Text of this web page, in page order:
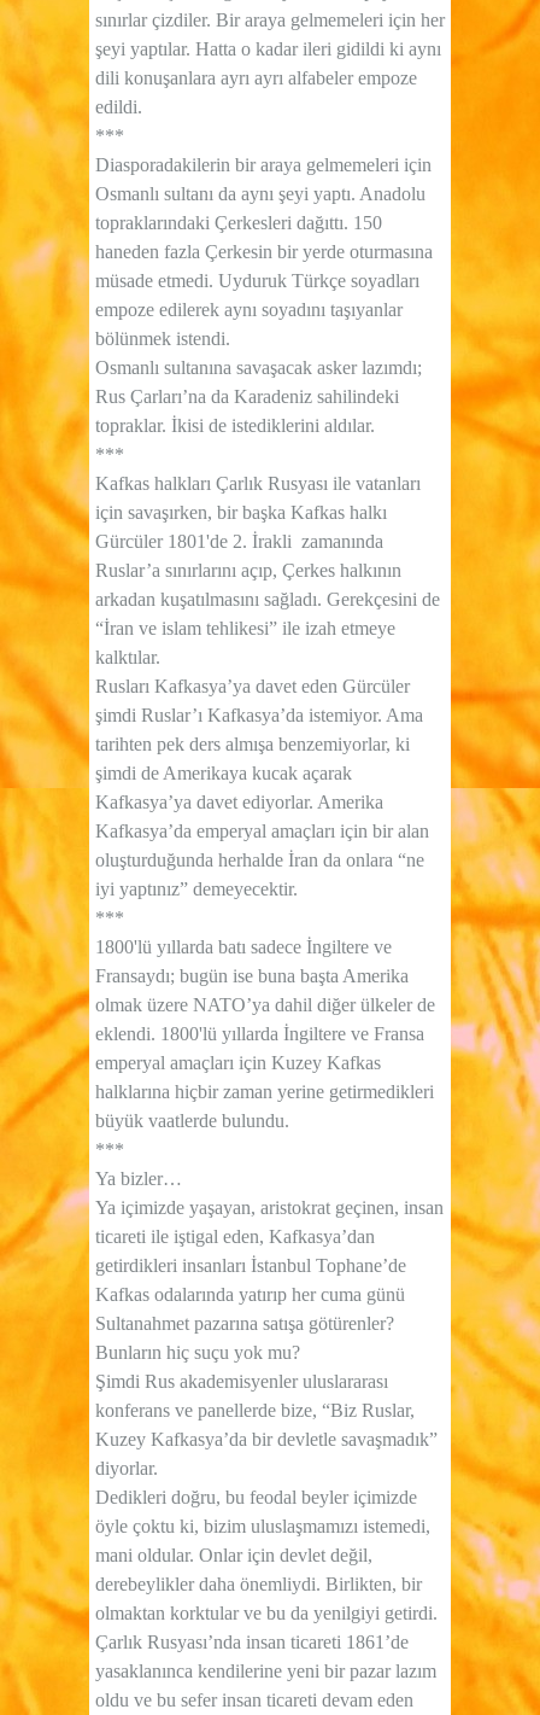
sınırlar çizdiler. Bir araya gelmemeleri için her
şeyi yaptılar. Hatta o kadar ileri gidildi ki aynı
dili konuşanlara ayrı ayrı alfabeler empoze
edildi.
***
Diasporadakilerin bir araya gelmemeleri için
Osmanlı sultanı da aynı şeyi yaptı. Anadolu
topraklarındaki Çerkesleri dağıttı. 150
haneden fazla Çerkesin bir yerde oturmasına
müsade etmedi. Uyduruk Türkçe soyadları
empoze edilerek aynı soyadını taşıyanlar
bölünmek istendi.
Osmanlı sultanına savaşacak asker lazımdı;
Rus Çarları’na da Karadeniz sahilindeki
topraklar. İkisi de istediklerini aldılar.
***
Kafkas halkları Çarlık Rusyası ile vatanları
için savaşırken, bir başka Kafkas halkı
Gürcüler 1801'de 2. İrakli zamanında
Ruslar’a sınırlarını açıp, Çerkes halkının
arkadan kuşatılmasını sağladı. Gerekçesini de
“İran ve islam tehlikesi” ile izah etmeye
kalktılar.
Rusları Kafkasya’ya davet eden Gürcüler
şimdi Ruslar’ı Kafkasya’da istemiyor. Ama
tarihten pek ders almışa benzemiyorlar, ki
şimdi de Amerikaya kucak açarak
Kafkasya’ya davet ediyorlar. Amerika
Kafkasya’da emperyal amaçları için bir alan
oluşturduğunda herhalde İran da onlara “ne
iyi yaptınız” demeyecektir.
***
1800'lü yıllarda batı sadece İngiltere ve
Fransaydı; bugün ise buna başta Amerika
olmak üzere NATO’ya dahil diğer ülkeler de
eklendi. 1800'lü yıllarda İngiltere ve Fransa
emperyal amaçları için Kuzey Kafkas
halklarına hiçbir zaman yerine getirmedikleri
büyük vaatlerde bulundu.
***
Ya bizler…
Ya içimizde yaşayan, aristokrat geçinen, insan
ticareti ile iştigal eden, Kafkasya’dan
getirdikleri insanları İstanbul Tophane’de
Kafkas odalarında yatırıp her cuma günü
Sultanahmet pazarına satışa götürenler?
Bunların hiç suçu yok mu?
Şimdi Rus akademisyenler uluslararası
konferans ve panellerde bize, “Biz Ruslar,
Kuzey Kafkasya’da bir devletle savaşmadık”
diyorlar.
Dedikleri doğru, bu feodal beyler içimizde
öyle çoktu ki, bizim uluslaşmamızı istemedi,
mani oldular. Onlar için devlet değil,
derebeylikler daha önemliydi. Birlikten, bir
olmaktan korktular ve bu da yenilgiyi getirdi.
Çarlık Rusyası’nda insan ticareti 1861’de
yasaklanınca kendilerine yeni bir pazar lazım
oldu ve bu sefer insan ticareti devam eden